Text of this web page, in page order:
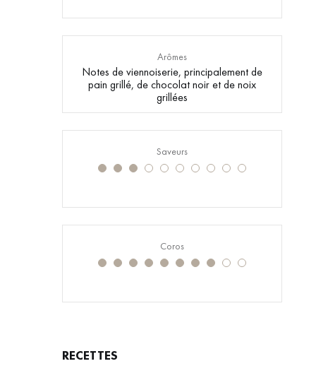
Arômes
Notes de viennoiserie, principalement de
pain grillé, de chocolat noir et de noix
grillées
Saveurs
Coros
RECETTES